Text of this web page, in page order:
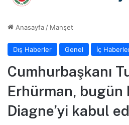
Anasayfa / Manşet
Dış Haberler Genel İç
Cumhurbaşkanı
Erhürman, bugün
Diagne’yi kabul